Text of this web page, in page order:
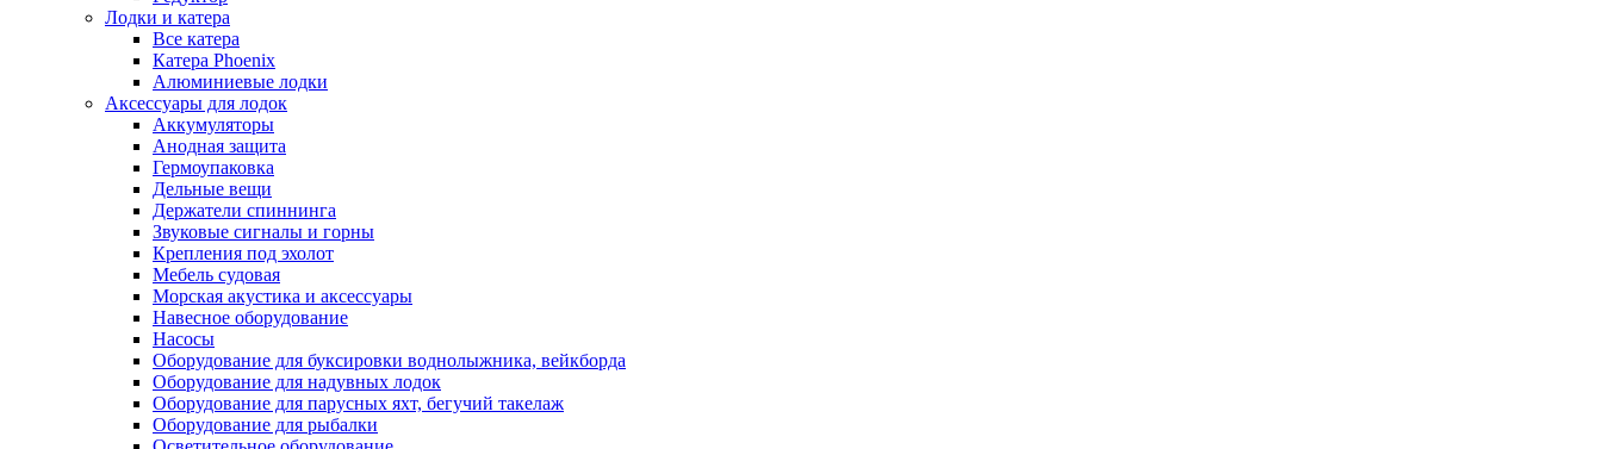
Лодки и катера
Все катера
Катера Phoenix
Алюминиевые лодки
Аксессуары для лодок
Аккумуляторы
Анодная защита
Гермоупаковка
Дельные вещи
Держатели спиннинга
Звуковые сигналы и горны
Крепления под эхолот
Мебель судовая
Морская акустика и аксессуары
Навесное оборудование
Насосы
Оборудование для буксировки воднолыжника, вейкборда
Оборудование для надувных лодок
Оборудование для парусных яхт, бегучий такелаж
Оборудование для рыбалки